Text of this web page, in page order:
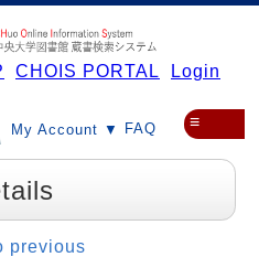
CHOIS PORTAL Login
My Account ▼ FAQ ≡
previous